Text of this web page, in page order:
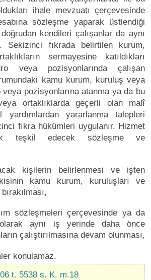
ihale mevzuatı çerçevesinde
sözleşme yaparak üstlendiği
kendileri çalışanlar da aynı
Sekizinci fıkrada belirtilen kurum,
sermayesine katıldıkları
veya pozisyonlarında çalışan
kamu kurum, kuruluş veya
veya pozisyonlarına atanma ya da bu
ortaklıklarda geçerli olan malî
yararlanma talepleri
fıkra hükümleri uygulanır. Hizmet
teşkil edecek sözleşme ve
kişilerin belirlenmesi ve işten
kamu kurum, kuruluşları ve
sözleşmeleri çerçevesinde ya da
aynı iş yerinde daha önce
çalıştırılmasına devam olunması,
konulamaz.
t. 5538 s. K. m.18